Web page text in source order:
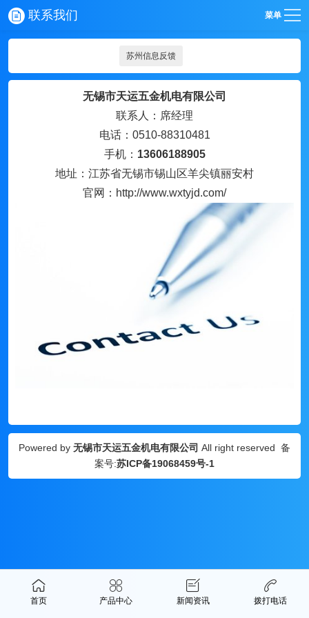
联系我们 菜单
苏州信息反馈
无锡市天运五金机电有限公司
联系人：席经理
电话：0510-88310481
手机： 13606188905
地址：江苏省无锡市锡山区羊尖镇丽安村
官网：http://www.wxtyjd.com/
Powered by 无锡市天运五金机电有限公司 All right reserved 备
案号:苏ICP备19068459号-1
首页 产品中心 新闻资讯 拨打电话